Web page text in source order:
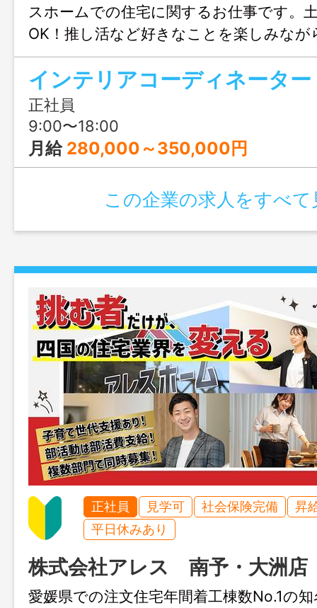
スホームでの住宅に関するお仕事です。
OK！推し活など好きなことを楽しみな
きます♪結婚や出産のタイミングでも安心
も充実！人生設計が変わっても安定して
リアチェンジしてみませんか？職場見学
ます！
インテリアコーディネーター
正社員
9:00〜18:00
月給 280,000～350,000円
この企業の求人をすべて
正社員 見学可 社会保険完備
昇
平日休みあり
株式会社アレス 南予・大洲店
愛媛県での注文住宅年間着工棟数No.1の